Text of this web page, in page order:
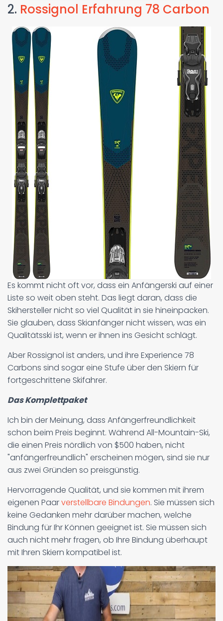
2. Rossignol Erfahrung 78 Carbon
Es kommt nicht oft vor, dass ein Anfängerski auf einer
Liste so weit oben steht. Das liegt daran, dass die
Skihersteller nicht so viel Qualität in sie hineinpacken.
Sie glauben, dass Skianfänger nicht wissen, was ein
Qualitätsski ist, wenn er ihnen ins Gesicht schlägt.
Aber Rossignol ist anders, und ihre Experience 78
Carbons sind sogar eine Stufe über den Skiern für
fortgeschrittene Skifahrer.
Das Komplettpaket
Ich bin der Meinung, dass Anfängerfreundlichkeit
schon beim Preis beginnt. Während All-Mountain-Ski,
die einen Preis nördlich von $500 haben, nicht
"anfängerfreundlich" erscheinen mögen, sind sie nur
aus zwei Gründen so preisgünstig.
Hervorragende Qualität, und sie kommen mit ihrem
eigenen Paarverstellbare Bindungen. Sie müssen sich
keine Gedanken mehr darüber machen, welche
Bindung für Ihr Können geeignet ist. Sie müssen sich
auch nicht mehr fragen, ob Ihre Bindung überhaupt
mit Ihren Skiern kompatibel ist.